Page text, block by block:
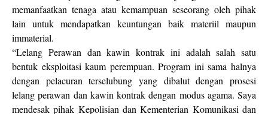
memanfaatkan tenaga atau kemampuan seseorang oleh pihak
lain untuk mendapatkan keuntungan baik materiil maupun
immaterial.
“Lelang Perawan dan kawin kontrak ini adalah salah satu
bentuk eksploitasi kaum perempuan. Program ini sama halnya
dengan pelacuran terselubung yang dibalut dengan prosesi
lelang perawan dan kawin kontrak dengan modus agama. Saya
mendesak pihak Kepolisian dan Kementerian Komunikasi dan